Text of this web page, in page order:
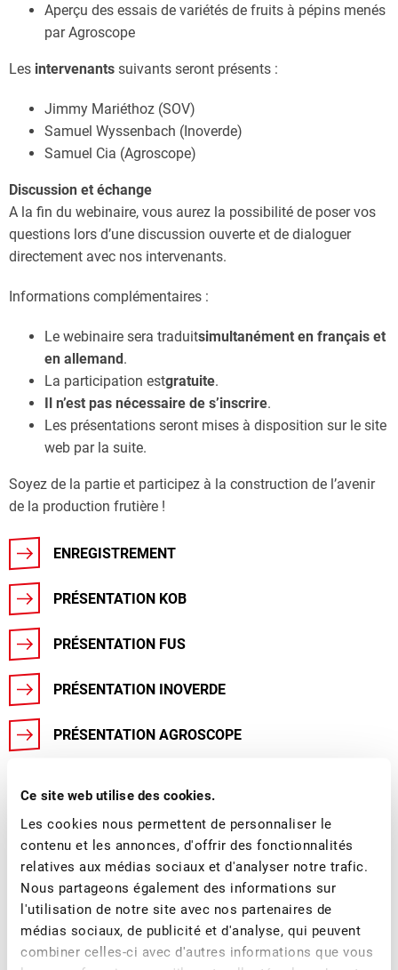
Ce site web utilise des cookies.
Les cookies nous permettent de personnaliser le
contenu et les annonces, d'offrir des fonctionnalités
relatives aux médias sociaux et d'analyser notre trafic.
Nous partageons également des informations sur
l'utilisation de notre site avec nos partenaires de
médias sociaux, de publicité et d'analyse, qui peuvent
combiner celles-ci avec d'autres informations que vous
Aperçu des essais de variétés de fruits à pépins menés
par Agroscope
Les intervenants suivants seront présents :
Jimmy Mariéthoz (SOV)
Samuel Wyssenbach (Inoverde)
Samuel Cia (Agroscope)
Discussion et échange
A la fin du webinaire, vous aurez la possibilité de poser vos
questions lors d’une discussion ouverte et de dialoguer
directement avec nos intervenants.
Informations complémentaires :
Le webinaire sera traduitsimultanément en français et
en allemand .
La participation estgratuite.
Il n’est pas nécessaire de s’inscrire.
Les présentations seront mises à disposition sur le site
web par la suite.
Soyez de la partie et participez à la construction de l’avenir
de la production frutière !
ENREGISTREMENT
PRÉSENTATION KOB
PRÉSENTATION FUS
PRÉSENTATION INOVERDE
PRÉSENTATION AGROSCOPE
Plus d'actualités